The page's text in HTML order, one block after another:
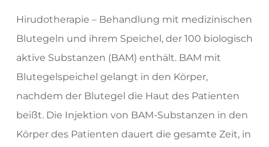
Hirudotherapie – Behandlung mit medizinischen
Blutegeln und ihrem Speichel, der 100 biologisch
aktive Substanzen (BAM) enthält. BAM mit
Blutegelspeichel gelangt in den Körper,
nachdem der Blutegel die Haut des Patienten
beißt. Die Injektion von BAM-Substanzen in den
Körper des Patienten dauert die gesamte Zeit, in